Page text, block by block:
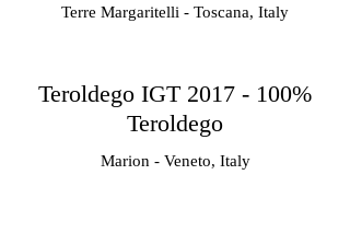
Terre Margaritelli - Toscana, Italy
Teroldego IGT 2017 - 100%
Teroldego
Marion - Veneto, Italy